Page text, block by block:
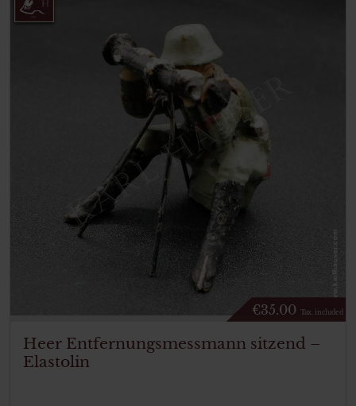
€35.00 Tax. included
Heer Entfernungsmessmann sitzend –
Elastolin